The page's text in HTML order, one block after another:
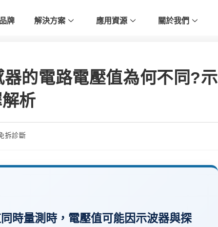
牌 解決方案 應用資源 關於我們
的電路電壓值為何不同?示
析
拆診斷
時量測時，電壓值可能因示波器與探